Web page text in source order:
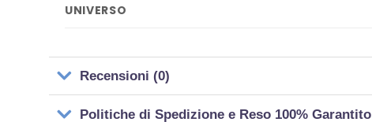
UNIVERSO
Recensioni (0)
Politiche di Spedizione e Reso 100% Garantito